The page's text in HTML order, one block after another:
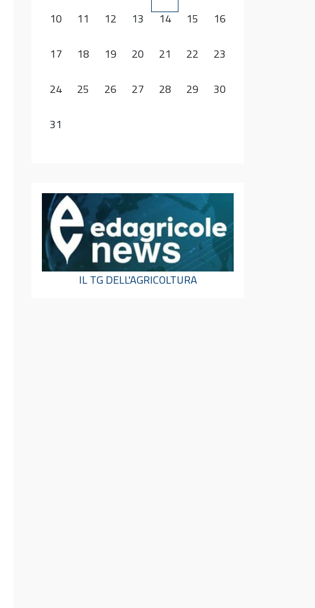
10 11 12 13 14 15 16
17 18 19 20 21 22 23
24 25 26 27 28 29 30
31
IL TG DELL'AGRICOLTURA